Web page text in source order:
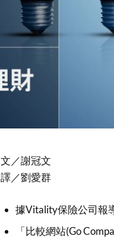
文／謝冠文
譯／劉愛群
據Vitality保險公司報
「比較網站(Go